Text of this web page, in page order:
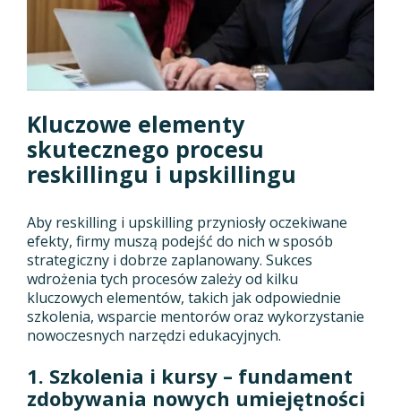
Kluczowe elementy
skutecznego procesu
reskillingu i upskillingu
Aby reskilling i upskilling przyniosły oczekiwane
efekty, firmy muszą podejść do nich w sposób
strategiczny i dobrze zaplanowany. Sukces
wdrożenia tych procesów zależy od kilku
kluczowych elementów, takich jak odpowiednie
szkolenia, wsparcie mentorów oraz wykorzystanie
nowoczesnych narzędzi edukacyjnych.
1. Szkolenia i kursy – fundament
zdobywania nowych umiejętności